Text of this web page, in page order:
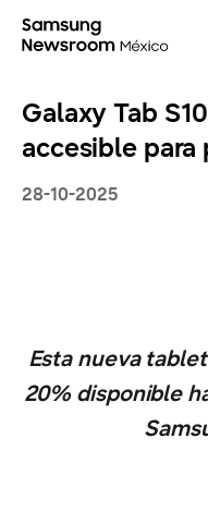
Galaxy Tab
accesible
28-10-2025
Esta nueva
20% disponible